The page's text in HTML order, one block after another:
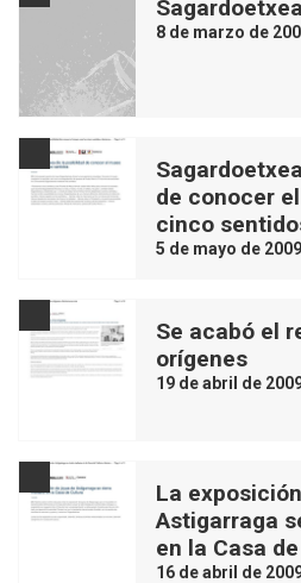
8 de marzo de
de conocer
cinco
5 de mayo de 2009
Se acabó el
orígenes
19 de abril de
La
Astigarraga
en la Casa
16 de abril de